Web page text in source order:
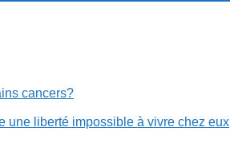
cancers?
une liberté impossible à vivre chez eux